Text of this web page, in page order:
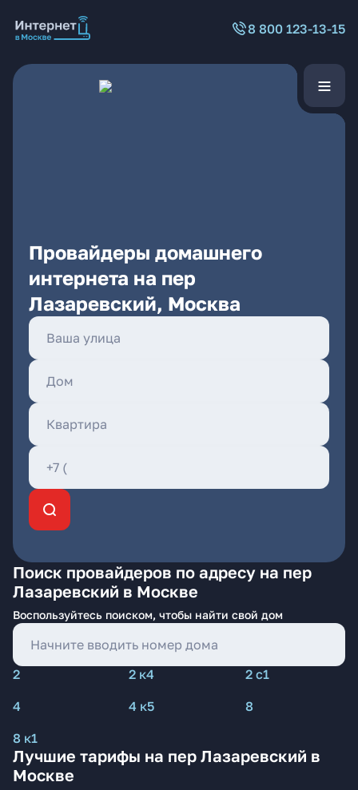
8 800 123-13-15
Провайдеры домашнего
интернета на пер
Лазаревский, Москва
Поиск провайдеров по адресу на пер
Лазаревский в Москве
Воспользуйтесь поиском, чтобы найти свой дом
2 2 к4
2 с1
4
4 к5
8
8 к1
Лучшие тарифы на пер Лазаревский в
Москве